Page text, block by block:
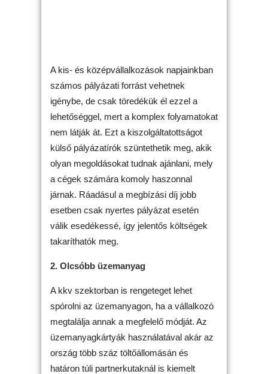
A kis- és középvállalkozások napjainkban
számos pályázati forrást vehetnek
igénybe, de csak töredékük él ezzel a
lehetőséggel, mert a komplex folyamatokat
nem látják át. Ezt a kiszolgáltatottságot
külső pályázatírók szüntethetik meg, akik
olyan megoldásokat tudnak ajánlani, mely
a cégek számára komoly haszonnal
járnak. Ráadásul a megbízási díj jobb
esetben csak nyertes pályázat esetén
válik esedékessé, így jelentős költségek
takaríthatók meg.
2. Olcsóbb üzemanyag
A kkv szektorban is rengeteget lehet
spórolni az üzemanyagon, ha a vállalkozó
megtalálja annak a megfelelő módját. Az
üzemanyagkártyák használatával akár az
ország több száz töltőállomásán és
határon túli partnerkutaknál is kiemelt